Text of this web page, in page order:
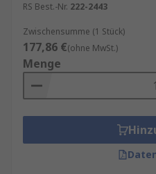
RS Best.-Nr. 222-2443
Zwischensumme (1 Stück)
177,86 €(ohne MwSt.)
Menge